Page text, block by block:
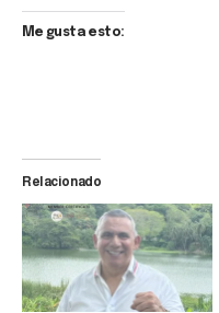
Me gusta esto:
Relacionado